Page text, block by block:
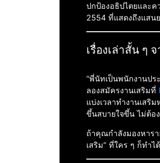
ปกป้องอธิปไตยและค
2554 ที่แสดงถึงแสน
เรื่องเล่าสั้น ๆ
“พี่นัทเป็นพนักงานปร
ลองสมัครงานเสริมที่
แบ่งเวลาทำงานเสริ
ขึ้นสบายใจขึ้น ไม่ต้อง
ถ้าคุณกำลังมองหารา
เสริม” ที่ใคร ๆ ก็ทำไ